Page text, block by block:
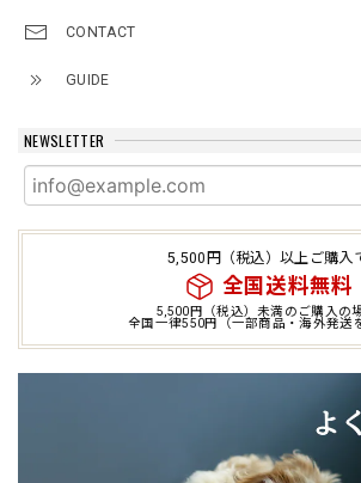
CONTACT
GUIDE
NEWSLETTER
5,500円（税込）以上ご購入
全国送料無料
5,500円（税込）未満のご購入の
全国一律550円（一部商品・海外発送